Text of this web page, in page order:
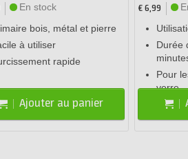
En stock
bois, métal et pierre
à utiliser
rapide
Ajouter au panier
€ 6,99
Durée
Pour
verre